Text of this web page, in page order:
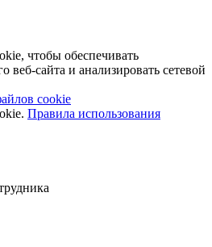
чтобы обеспечивать
веб-сайта и анализировать сетевой
cookie
Правила использования